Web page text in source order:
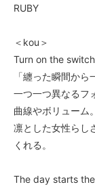
RUBY
＜kou＞
Turn on the switch
「纏った瞬間から
一つ一つ異なるフ
曲線やボリューム。
凛とした女性らし
くれる。
The day starts